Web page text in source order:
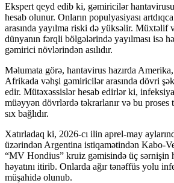
Ekspert qeyd edib ki, gəmiricilər
hesab olunur. Onların populyasiyası
arasında yayılma riski də yüksəlir. Müxtəlif
dünyanın fərqli bölgələrində yayılması isə
gəmirici növlərindən asılıdır.
Məlumata görə, hantavirus hazırda
Afrikada vəhşi gəmiricilər arasında dövri
edir. Mütəxəssislər hesab edirlər ki,
müəyyən dövrlərdə təkrarlanır və bu
sıx bağlıdır.
Xatırladaq ki, 2026-cı ilin aprel-may
üzərindən Argentina istiqamətindən Kabo-
“MV Hondius” kruiz gəmisində üç sərnişin
həyatını itirib. Onlarda ağır tənəffüs yolu
müşahidə olunub.